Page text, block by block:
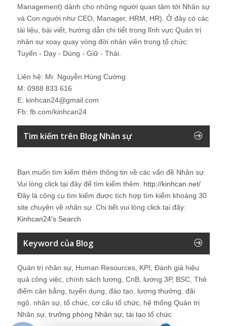
Management) dành cho những người quan tâm tới Nhân sự
và Con người như CEO, Manager, HRM, HR). Ở đây có các
tài liệu, bài viết, hướng dẫn chi tiết trong lĩnh vực Quản trị
nhân sự xoay quay vòng đời nhân viên trong tổ chức:
Tuyển - Dạy - Dùng - Giữ - Thải.
Liên hệ: Mr. Nguyễn Hùng Cường
M: 0988 833 616
E: kinhcan24@gmail.com
Fb: fb.com/kinhcan24
Tìm kiếm trên Blog Nhân sự
Bạn muốn tìm kiếm thêm thông tin về các vấn đề Nhân sự.
Vui lòng click tại đây để tìm kiếm thêm: http://kinhcan.net/
Đây là công cụ tìm kiếm được tích hợp tìm kiếm khoảng 30
site chuyên về nhân sự. Chi tiết vui lòng click tại đây:
Kinhcan24′s Search
Keyword của Blog
Quản trị nhân sự, Human Resources, KPI, Đánh giá hiệu
quả công việc, chính sách lương, CnB, lương 3P, BSC, Thẻ
điểm cân bằng, tuyển dụng, đào tạo, lương thưởng, đãi
ngộ, nhân sự, tổ chức, cơ cấu tổ chức, hệ thống Quản trị
Nhân sự, trưởng phòng Nhân sự, tái tạo tổ chức